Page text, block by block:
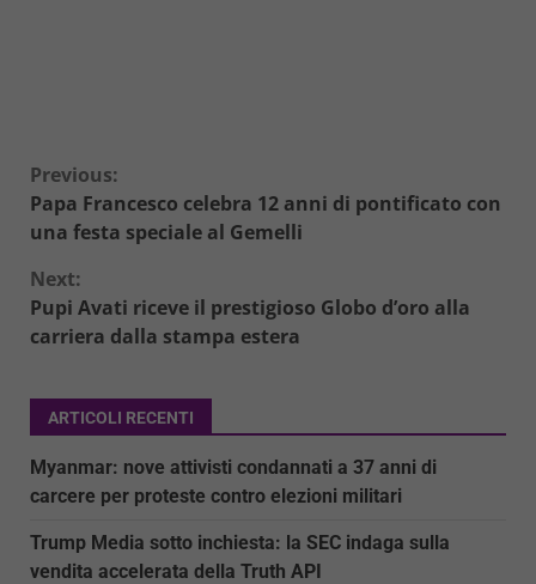
Continue
Reading
Previous:
Papa Francesco celebra 12 anni di pontificato con
una festa speciale al Gemelli
Next:
Pupi Avati riceve il prestigioso Globo d’oro alla
carriera dalla stampa estera
ARTICOLI RECENTI
Myanmar: nove attivisti condannati a 37 anni di
carcere per proteste contro elezioni militari
Trump Media sotto inchiesta: la SEC indaga sulla
vendita accelerata della Truth API